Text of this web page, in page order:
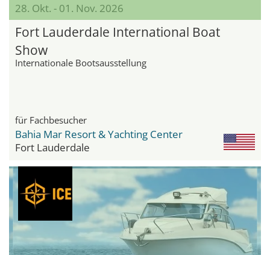
28. Okt. - 01. Nov. 2026
Fort Lauderdale International Boat
Show
Internationale Bootsausstellung
für Fachbesucher
Bahia Mar Resort & Yachting Center
Fort Lauderdale